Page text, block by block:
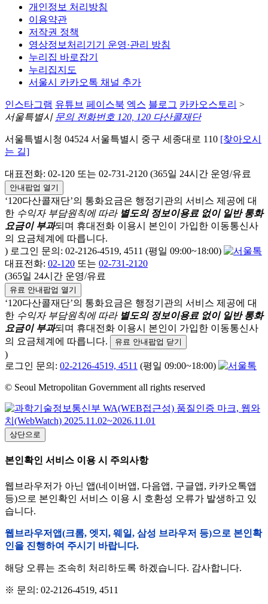
개인정보 처리방침
이용약관
저작권 정책
영상정보처리기기 운영·관리 방침
누리집 바로잡기
누리집지도
서울시 카카오톡 채널 추가
인스타그램 유튜브 페이스북 엑스 블로그 카카오스토리 >
서울특별시 문의 전화번호 120, 120 다산콜재단
서울특별시청 04524 서울특별시 중구 세종대로 110 [찾아오시
는 길]
대표전화: 02-120 또는 02-731-2120 (365일 24시간 운영/유료
안내팝업 열기
‘120다산콜재단’의 통화요금은 행정기관의 서비스 제공에 대
한 수익자 부담원칙에 따라 별도의 정보이용료 없이 일반 통화
요금이 부과되며 휴대전화 이용시 본인이 가입한 이동통신사
의 요금체계에 따릅니다.
) 로그인 문의: 02-2126-4519, 4511 (평일 09:00~18:00)
대표전화: 02-120 또는 02-731-2120
(365일 24시간 운영/유료
유료 안내팝업 열기
‘120다산콜재단’의 통화요금은 행정기관의 서비스 제공에 대
한 수익자 부담원칙에 따라 별도의 정보이용료 없이 일반 통화
요금이 부과되며 휴대전화 이용시 본인이 가입한 이동통신사
의 요금체계에 따릅니다.
유료 안내팝업 닫기
)
로그인 문의: 02-2126-4519, 4511 (평일 09:00~18:00)
© Seoul Metropolitan Government all rights reserved
상단으로
본인확인 서비스 이용 시 주의사항
웹브라우저가 아닌 앱(네이버앱, 다음앱, 구글앱, 카카오톡앱
등)으로 본인확인 서비스 이용 시 호환성 오류가 발생하고 있
습니다.
웹브라우저앱(크롬, 엣지, 웨일, 삼성 브라우저 등)으로 본인확
인을 진행하여 주시기 바랍니다.
해당 오류는 조속히 처리하도록 하겠습니다. 감사합니다.
※ 문의: 02-2126-4519, 4511